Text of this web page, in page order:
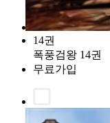
14권
폭풍검왕 14권
무료가입